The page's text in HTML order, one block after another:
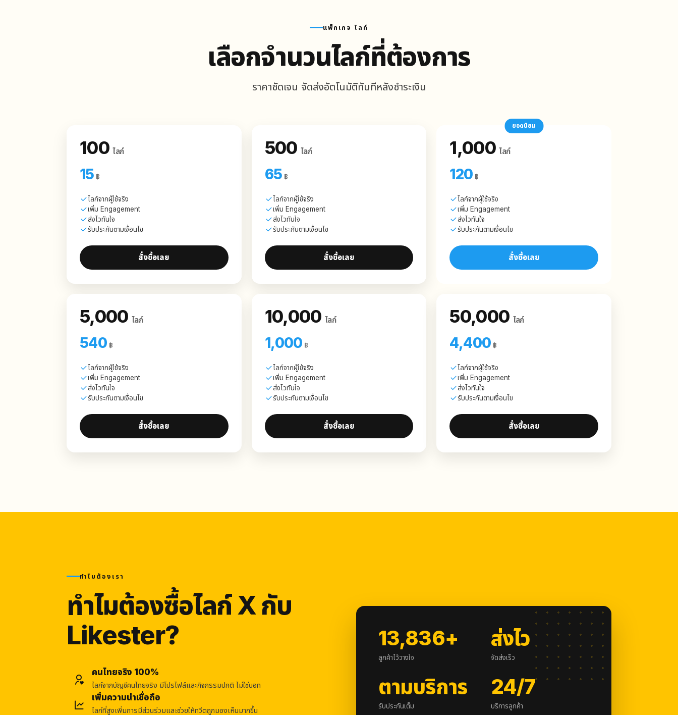
แพ็กเกจ ไลก์
เลือกจำนวนไลก์ที่ต้องการ
ราคาชัดเจน จัดส่งอัตโนมัติทันทีหลังชำระเงิน
100ไลก์
15 ฿
ไลก์จากผู้ใช้จริง
เพิ่ม Engagement
ส่งไวทันใจ
รับประกันตามเงื่อนไข
สั่งซื้อเลย
500 ไลก์
65 ฿
ไลก์จากผู้ใช้จริง
เพิ่ม Engagement
ส่งไวทันใจ
รับประกันตามเงื่อนไข
สั่งซื้อเลย
ยอดนิยม
1,000ไลก์
120 ฿
ไลก์จากผู้ใช้จริง
เพิ่ม Engagement
ส่งไวทันใจ
รับประกันตามเงื่อนไข
สั่งซื้อเลย
5,000 ไลก์
540 ฿
ไลก์จากผู้ใช้จริง
เพิ่ม Engagement
ส่งไวทันใจ
รับประกันตามเงื่อนไข
สั่งซื้อเลย
10,000 ไลก์
1,000 ฿
ไลก์จากผู้ใช้จริง
เพิ่ม Engagement
ส่งไวทันใจ
รับประกันตามเงื่อนไข
สั่งซื้อเลย
50,000 ไลก์
4,400 ฿
ไลก์จากผู้ใช้จริง
เพิ่ม Engagement
ส่งไวทันใจ
รับประกันตามเงื่อนไข
สั่งซื้อเลย
ทำไมต้องเรา
ทำไมต้องซื้อไลก์ X กับ
Likester?
คนไทยจริง 100%
ไลก์จากบัญชีคนไทยจริง มีโปรไฟล์และกิจกรรมปกติ ไม่ใช่บอท
เพิ่มความน่าเชื่อถือ
ไลก์ที่สูงเพิ่มการมีส่วนร่วมและช่วยให้ทวีตถูกมองเห็นมากขึ้น
13,836+
ลูกค้าไว้วางใจ
ส่งไว
จัดส่งเร็ว
ตามบริการ
รับประกันเต็ม
24/7
บริการลูกค้า